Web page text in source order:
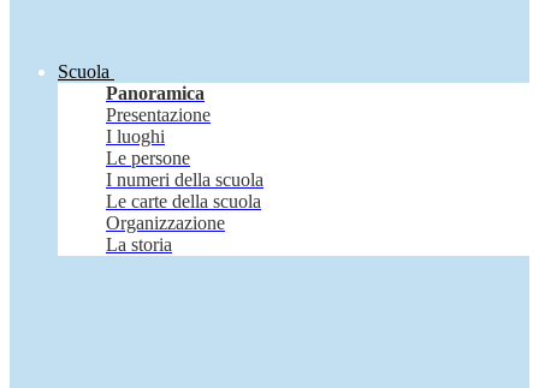
Scuola
Panoramica
Presentazione
I luoghi
Le persone
I numeri della scuola
Le carte della scuola
Organizzazione
La storia